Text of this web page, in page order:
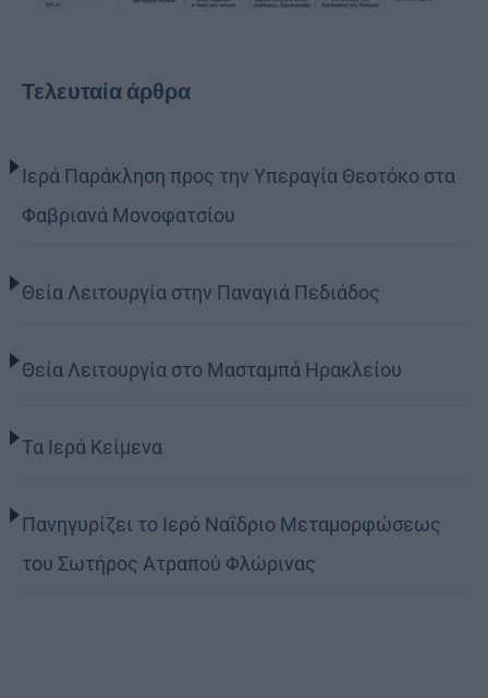
Τελευταία άρθρα
Ιερά Παράκληση προς την Υπεραγία Θεοτόκο στα
Φαβριανά Μονοφατσίου
Θεία Λειτουργία στην Παναγιά Πεδιάδος
Θεία Λειτουργία στο Μασταμπά Ηρακλείου
Τα Ιερά Κείμενα
Πανηγυρίζει το Ιερό Ναΐδριο Μεταμορφώσεως
του Σωτήρος Ατραπού Φλώρινας